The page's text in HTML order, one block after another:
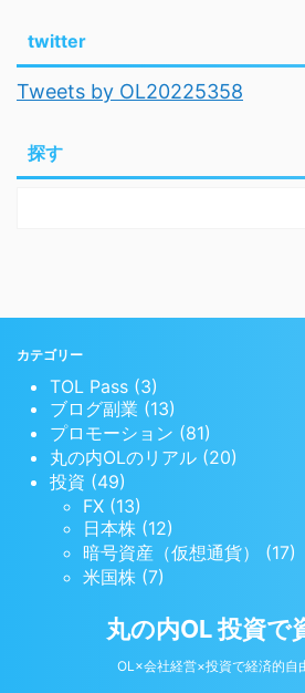
twitter
Tweets by OL20225358
探す
カテゴリー
TOL Pass (3)
ブログ副業 (13)
プロモーション (81)
丸の内OLのリアル (20)
投資 (49)
FX (13)
日本株 (12)
暗号資産（仮想通貨） (17)
米国株 (7)
丸の内OL 投資で
OL×会社経営×投資で経済的自